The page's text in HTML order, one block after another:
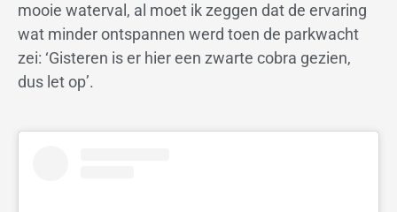
mooie waterval, al moet ik zeggen dat de ervaring
wat minder ontspannen werd toen de parkwacht
zei: ‘Gisteren is er hier een zwarte cobra gezien,
dus let op’.